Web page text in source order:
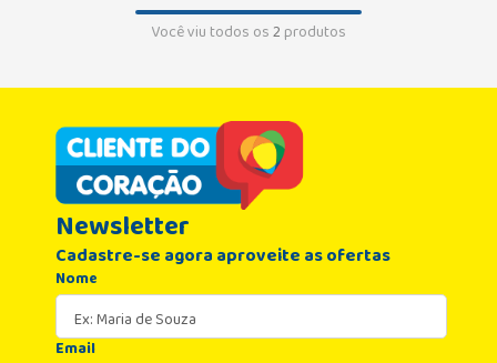
Você viu todos os2produtos
Newsletter
Cadastre-se agora aproveite as ofertas
Nome
Email